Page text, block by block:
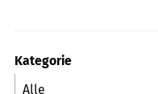
Kategorie